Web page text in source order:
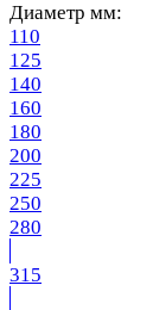
Диаметр мм:
110
125
140
160
180
200
225
250
280
315